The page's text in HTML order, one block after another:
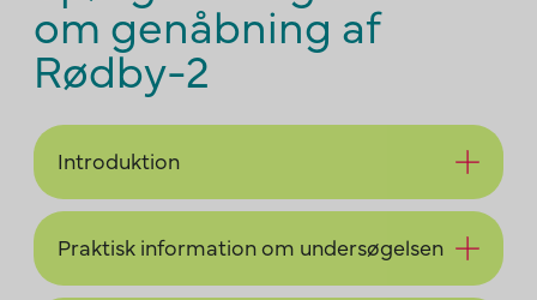
om genåbning af
Rødby-2
Introduktion
Praktisk information om undersøgelsen